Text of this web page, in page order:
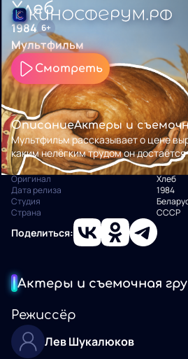
Хлеб
1984 6+
Мультфильм
Смотреть
ОписаниеАктеры и
Мультфильм рассказывает о цене
каким нелёгким трудом он
Оригинал
Хлеб
Дата релиза
1984
Студия
Страна
СССР
Поделиться:
Актеры и съемочная
Режиссёр
Лев Шукалюков